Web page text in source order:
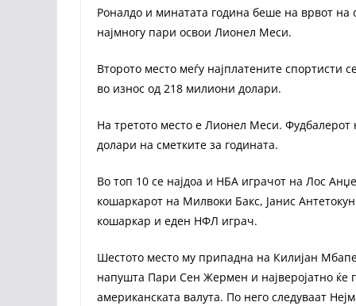
Роналдо и минатата година беше на врвот
најмногу пари освои Лионел Меси.
Второто место меѓу најплатените спортисти
во износ од 218 милиони долари.
На третото место е Лионел Меси.
долари на сметките за годината.
Во топ 10 се најдоа и НБА играчот на Лос
кошаркарот на Милвоки Бакс, Јанис
кошаркар и еден НФЛ играч.
Шестото место му припадна на Килијан
напушта Пари Сен Жермен и најверојатно
американската валута. По него следуваат